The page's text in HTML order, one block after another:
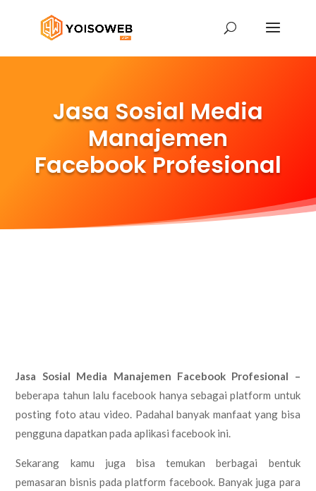
Jasa Sosial Media
Manajemen
Facebook Profesional
Jasa Sosial Media Manajemen Facebook Profesional –
beberapa tahun lalu facebook hanya sebagai platform untuk
posting foto atau video. Padahal banyak manfaat yang bisa
pengguna dapatkan pada aplikasi facebook ini.
Sekarang kamu juga bisa temukan berbagai bentuk
pemasaran bisnis pada platform facebook. Banyak juga para